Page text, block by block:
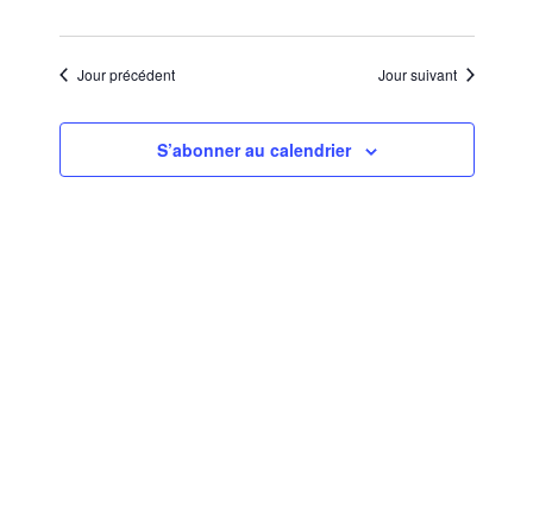
Jour précédent Jour suivant
S’abonner au calendrier